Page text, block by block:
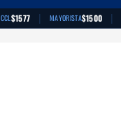
CCL$1577 | MAYORISTA$1500 |